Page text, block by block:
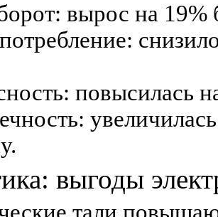
вырос на 19%
повысилась
выгоды